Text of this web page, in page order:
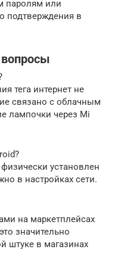
паролям или
подтверждения в
тега интернет не
связано с облачным
лампочки через Mi
установлен
в настройках сети.
на маркетплейсах
значительно
штуке в магазинах